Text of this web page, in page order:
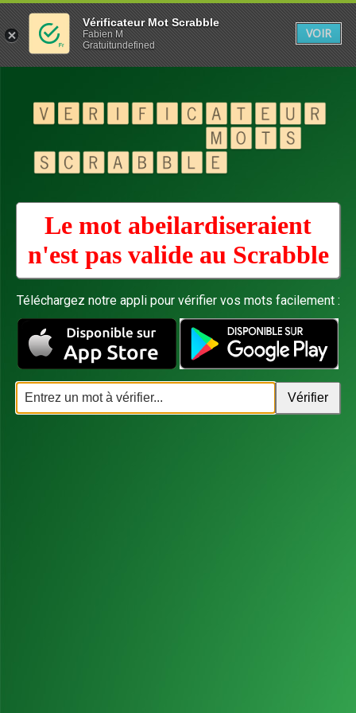
Le mot abeilardiseraient
n'est pas valide au Scrabble
Téléchargez notre appli pour vérifier vos mots facilement :
Vérificateur Mot Scrabble
Fabien M
Gratuitundefined
VOIR